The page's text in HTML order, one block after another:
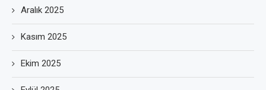
Aralık 2025
Kasım 2025
Ekim 2025